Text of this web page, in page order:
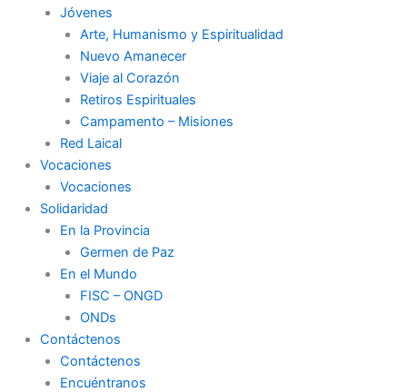
Jóvenes
Arte, Humanismo y Espiritualidad
Nuevo Amanecer
Viaje al Corazón
Retiros Espirituales
Campamento – Misiones
Red Laical
Vocaciones
Vocaciones
Solidaridad
En la Provincia
Germen de Paz
En el Mundo
FISC – ONGD
ONDs
Contáctenos
Contáctenos
Encuéntranos